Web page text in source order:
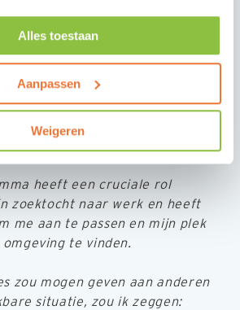
Alles toestaan
Aanpassen
Weigeren
professionele interesses.
baan niet alleen belangrijk op
maar ook op persoonlijk
geholpen om zelfvertrouwen
een nieuw land, mezelf verder
heeft een cruciale rol
zoektocht naar werk en heeft
me aan te passen en mijn plek
te vinden.
zou mogen geven aan anderen
situatie, zou ik zeggen: